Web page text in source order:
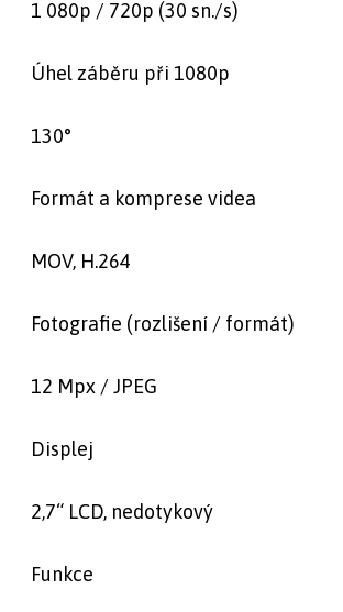
1 080p / 720p (30 sn./s)
Úhel záběru při 1080p
130°
Formát a komprese videa
MOV, H.264
Fotografie (rozlišení / formát)
12 Mpx / JPEG
Displej
2,7“ LCD, nedotykový
Funkce